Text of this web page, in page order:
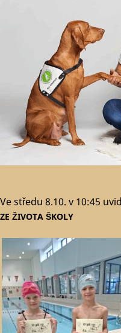
ZE ŽIVOTA ŠKOLY
Ve středu 8.10. v 10:45